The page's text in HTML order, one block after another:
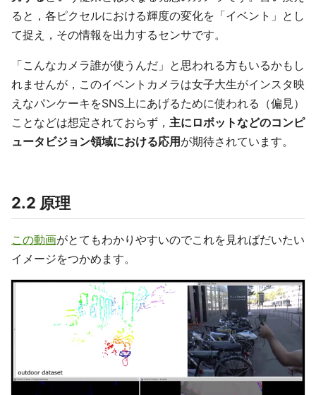
ると，各ピクセルにおける輝度の変化を「イベント」とし
て捉え，その情報を出力するセンサです。
「こんなカメラ誰が使うんだ」と思われる方もいるかもし
れませんが，このイベントカメラは女子大生がインスタ映
えなパンケーキをSNS上にあげるために使われる（偏見）
ことなどは想定されておらず， 主にロボットなどのコンピ
ュータビジョン領域における応用 が期待されています。
2.2 原理
この動画がとてもわかりやすいのでこれを見ればだいたい
イメージをつかめます。